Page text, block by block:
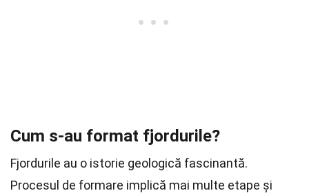
Cum s-au format fjordurile?
Fjordurile au o istorie geologică fascinantă.
Procesul de formare implică mai multe etape și